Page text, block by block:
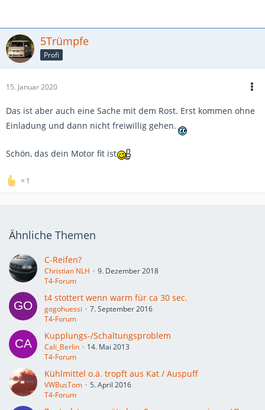
5Trümpfe
Profi
15. Januar 2020
Das ist aber auch eine Sache mit dem Rost. Erst kommen ohne
Einladung und dann nicht freiwillig gehen.
Schön, das dein Motor fit ist
1
Ähnliche Themen
C-Reifen?
Christian NLH
9. Dezember 2018
T4-Forum
t4 stottert wenn warm für ca 30 sec.
gogohuessi
7. September 2016
T4-Forum
Kupplungs-/Schaltungsproblem
Cali_Berlin
14. Mai 2013
T4-Forum
Kühlmittel o.ä. tropft aus Kat / Auspuff
VWBusTom
5. April 2016
T4-Forum